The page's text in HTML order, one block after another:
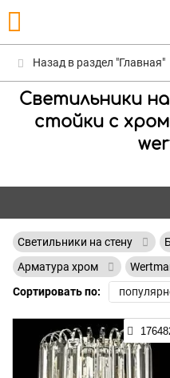
Назад в раздел "Главная"
Светильники
стойки с
Светильники на стену
Арматура хром
Сортировать по: